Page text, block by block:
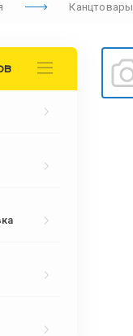
Канцтовары